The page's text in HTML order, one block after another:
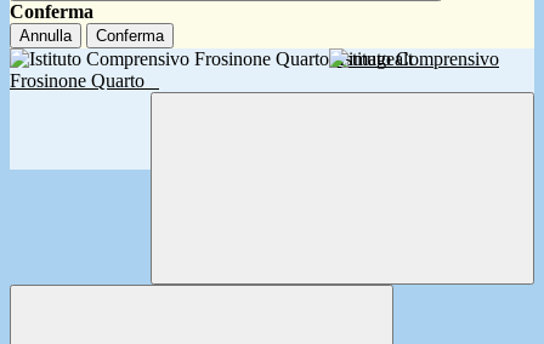
Conferma
Annulla Conferma
Istituto Comprensivo
Frosinone Quarto